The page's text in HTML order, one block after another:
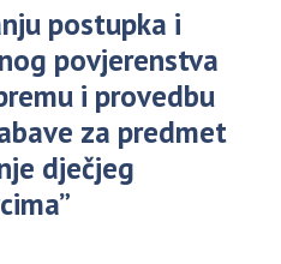
postupka i
povjerenstva
i provedbu
za predmet
dječjeg